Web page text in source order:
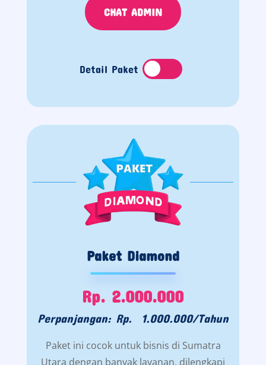
CHAT ADMIN
Detail Paket
Paket Diamond
Rp. 2.000.000
Perpanjangan: Rp. 1.000.000/Tahun
Paket ini cocok untuk bisnis di Sumatra
Utara dengan banyak layanan, dilengkapi